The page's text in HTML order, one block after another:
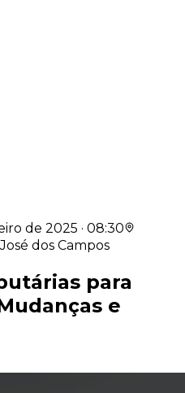
de 2025 · 08:30
dos Campos
para
e